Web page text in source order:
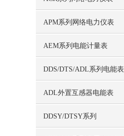
APM系列网络电力仪表
AEM系列电能计量表
DDS/DTS/ADL系列电能表
ADL外置互感器电能表
DDSY/DTSY系列